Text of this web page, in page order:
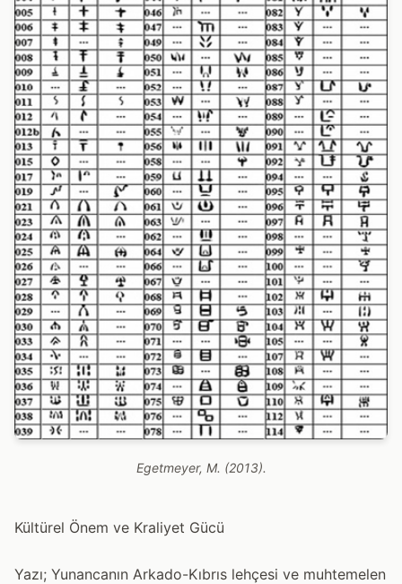
Egetmeyer, M. (2013).
Kültürel Önem ve Kraliyet Gücü
Yazı; Yunancanın Arkado-Kıbrıs lehçesi ve muhtemelen